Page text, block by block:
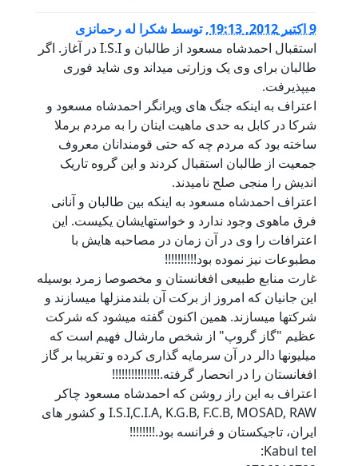
9 اكتبر 2012, 19:13 ,توسط شکرا له رحمانزی
استقبال احمدشاه مسعود از طالبان و I.S.I در آغاز. اگر
طالبان برای وی یک وزارتی میداند وی شاید فوری
میپذیرفت.
اعتراف به اینکه جنگ های ویرانگر احمدشاه مسعود و
شرکا در کابل به حدی ماهیت اینان را به مردم برملا
ساخته بود که مردم چه که حتی قومندانان معروف
جمعیت از طالبان استقبال کردند و این گروه تاریک
اندیش را منجی صلح نامیدند.
اعتراف احمدشاه مسعود به اینکه بین طالبان و آنانی
فرق ماهوی وجود ندارد و خواستهایشان یکیست. این
اعترافات را وی در آن زمان در مصاحبه هایش با
مطبوعات نیز نموده بود!!!!!!!!!!
غارت منابع طبیعی افغانستان و مخصوصا زمرد بوسیله
این جانیان که امروز از برکت آن بلندمنزلها میسازند و
شرکتها میسازند. همین اکنون گفته میشود که شرکت
عظیم "گاز گروپ" از شخص مارشال فهیم است که
میلیونها دالر در آن سرمایه گذاری کرده و تقریبا بر گاز
افغانستان را در انحصار گرفته.!!!!!!!!!!!!!!!
اعتراف به این راز روشن که احمدشاه مسعود چاکر
I.S.I,C.I.A, K.G.B, F.C.B, MOSAD, RAW و کشور های
ایران، تاجیکستان و فرانسه بود.!!!!!!!!
Kabul tel: